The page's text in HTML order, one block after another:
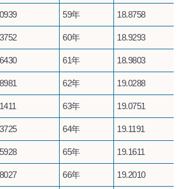
59年 18.8758
60年 18.9293
61年 18.9803
62年 19.0288
63年 19.0751
64年 19.1191
65年 19.1611
66年 19.2010